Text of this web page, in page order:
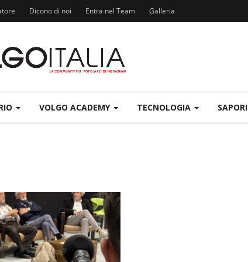
Dicono di noi Entra nel Team Galleria
VOLGO ACADEMY TECNOLOGIA SAPORI